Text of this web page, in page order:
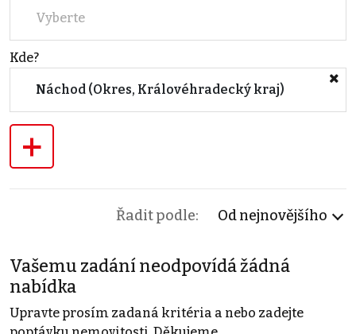
Vyberte
Kde?
Náchod (Okres, Královéhradecký kraj)
+
Řadit podle: Od nejnovějšího
Vašemu zadání neodpovídá žádná
nabídka
Upravte prosím zadaná kritéria a nebo zadejte